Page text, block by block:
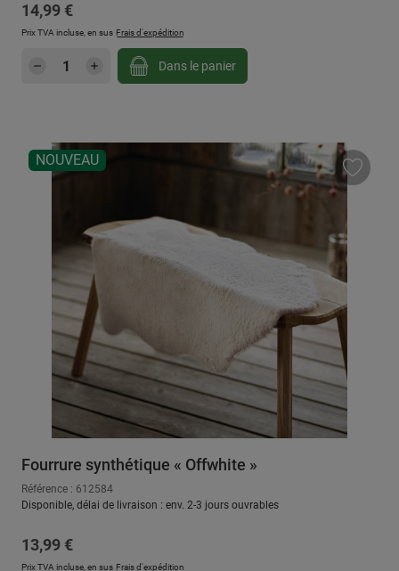
Prix régulier :
14,99 €
Prix TVA incluse, en sus Frais d'expédition
Quantité de produit : Entrez la quantité
Dans le panier
NOUVEAU
Fourrure synthétique « Offwhite »
Référence : 612584
Disponible, délai de livraison : env. 2-3 jours ouvrables
Prix régulier :
13,99 €
Prix TVA incluse, en sus Frais d'expédition